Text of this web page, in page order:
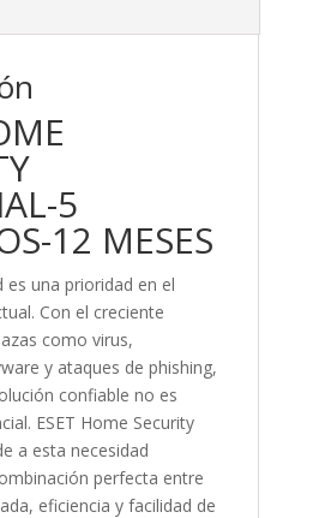
5
12 MESES
es una prioridad en el
Con el creciente
como virus,
y ataques de phishing,
confiable no es
ESET Home Security
a esta necesidad
perfecta entre
eficiencia y facilidad de